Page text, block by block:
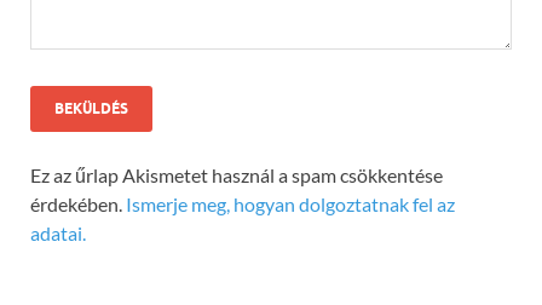
Ez az űrlap Akismetet használ a spam csökkentése
érdekében. Ismerje meg, hogyan dolgoztatnak fel az
adatai.